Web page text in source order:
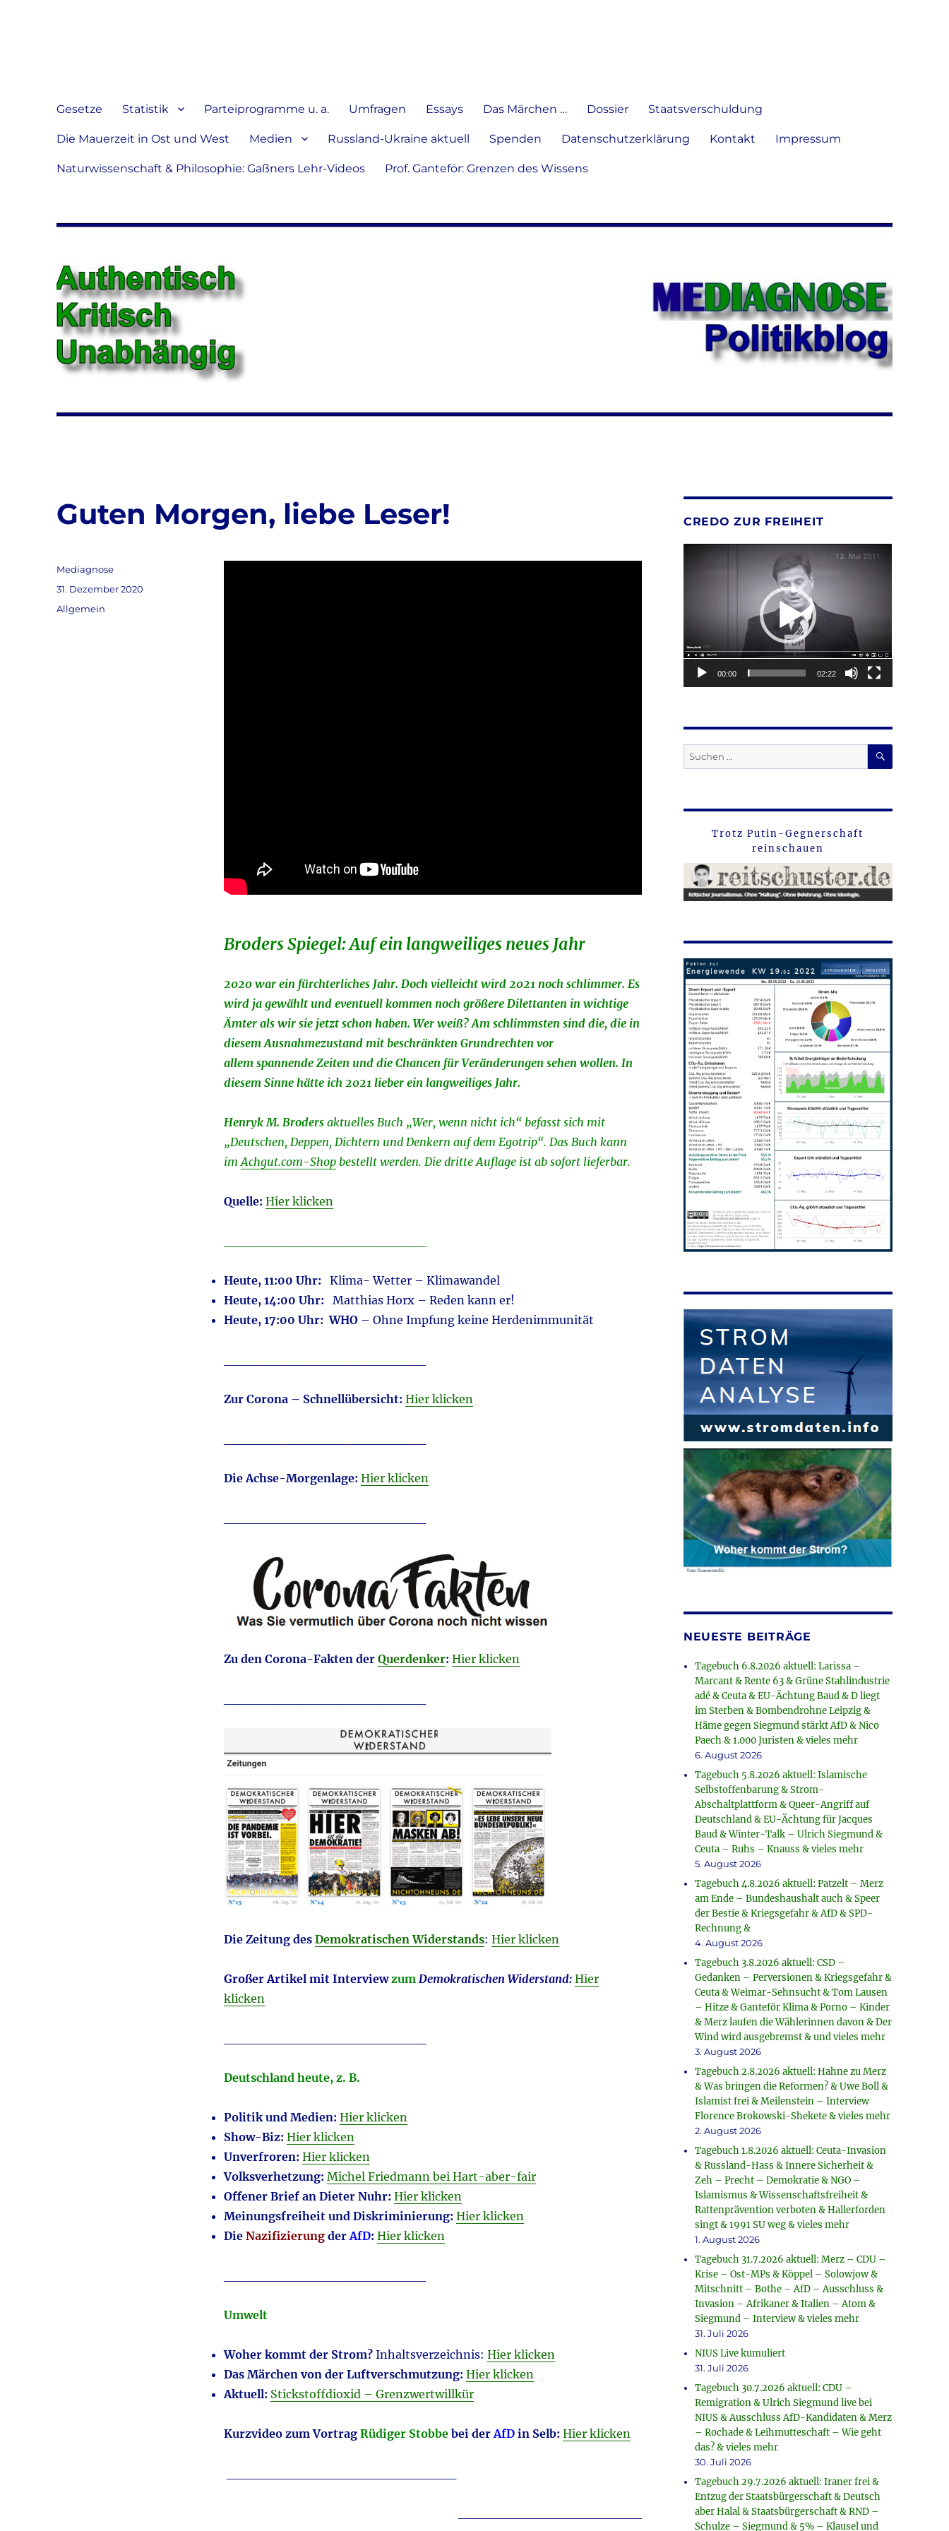
verbreiten
Gesetze Statistik Parteiprogramme u. a. Umfragen Essays Das Märchen … Dossier Staatsverschuldung
Die Mauerzeit in Ost und West Medien Russland-Ukraine aktuell Spenden Datenschutzerklärung Kontakt Impressum
Naturwissenschaft & Philosophie: Gaßners Lehr-Videos Prof. Ganteför: Grenzen des Wissens
Guten Morgen, liebe Leser!
Broders Spiegel: Auf ein langweiliges neues Jahr
2020 war ein fürchterliches Jahr. Doch vielleicht wird 2021 noch schlimmer. Es
wird ja gewählt und eventuell kommen noch größere Dilettanten in wichtige
Ämter als wir sie jetzt schon haben. Wer weiß? Am schlimmsten sind die, die in
diesem Ausnahmezustand mit beschränkten Grundrechten vor
allem spannende Zeiten und die Chancen für Veränderungen sehen wollen. In
diesem Sinne hätte ich 2021 lieber ein langweiliges Jahr.
Henryk M. Broders aktuelles Buch „Wer, wenn nicht ich“ befasst sich mit
„Deutschen, Deppen, Dichtern und Denkern auf dem Egotrip“. Das Buch kann
imAchgut.com-Shop bestellt werden. Die dritte Auflage ist ab sofort lieferbar.
Quelle: Hier klicken
Heute, 11:00 Uhr: Klima- Wetter – Klimawandel
Heute, 14:00 Uhr: Matthias Horx – Reden kann er!
Heute, 17:00 Uhr: WHO – Ohne Impfung keine Herdenimmunität
Zur Corona – Schnellübersicht: Hier klicken
Die Achse-Morgenlage: Hier klicken
Zu den Corona-Fakten der Querdenker: Hier klicken
Die Zeitung des Demokratischen Widerstands: Hier klicken
Großer Artikel mit Interviewzum Demokratischen Widerstand: Hier
klicken
Deutschland heute, z. B.
Politik und Medien: Hier klicken
Show-Biz: Hier klicken
Unverfroren: Hier klicken
Volksverhetzung: Michel Friedmann bei Hart-aber-fair
Offener Brief an Dieter Nuhr: Hier klicken
Meinungsfreiheit und Diskriminierung: Hier klicken
Die Nazifizierungder AfD: Hier klicken
Umwelt
Woher kommt der Strom?Inhaltsverzeichnis: Hier klicken
Das Märchen von der Luftverschmutzung: Hier klicken
Aktuell: Stickstoffdioxid – Grenzwertwillkür
Kurzvideo zum Vortrag Rüdiger Stobbebei der AfDin Selb: Hier klicken
Autor
Mediagnose
Veröffentlicht
am
31. Dezember 2020
Kategorien
Allgemein
CREDO ZUR FREIHEIT
00:00 02:22
Suche
nach:
SUCHEN
Trotz Putin-Gegnerschaft
reinschauen
NEUESTE BEITRÄGE
Tagebuch 6.8.2026 aktuell: Larissa –
Marcant & Rente 63 & Grüne Stahlindustrie
adé & Ceuta & EU-Ächtung Baud & D liegt
im Sterben & Bombendrohne Leipzig &
Häme gegen Siegmund stärkt AfD & Nico
Paech & 1.000 Juristen & vieles mehr
6. August 2026
Tagebuch 5.8.2026 aktuell: Islamische
Selbstoffenbarung & Strom-
Abschaltplattform & Queer-Angriff auf
Deutschland & EU-Ächtung für Jacques
Baud & Winter-Talk – Ulrich Siegmund &
Ceuta – Ruhs – Knauss & vieles mehr
5. August 2026
Tagebuch 4.8.2026 aktuell: Patzelt – Merz
am Ende – Bundeshaushalt auch & Speer
der Bestie & Kriegsgefahr & AfD & SPD-
Rechnung &
4. August 2026
Tagebuch 3.8.2026 aktuell: CSD –
Gedanken – Perversionen & Kriegsgefahr &
Ceuta & Weimar-Sehnsucht & Tom Lausen
– Hitze & Ganteför Klima & Porno – Kinder
& Merz laufen die Wählerinnen davon & Der
Wind wird ausgebremst & und vieles mehr
3. August 2026
Tagebuch 2.8.2026 aktuell: Hahne zu Merz
& Was bringen die Reformen? & Uwe Boll &
Islamist frei & Meilenstein – Interview
Florence Brokowski-Shekete & vieles mehr
2. August 2026
Tagebuch 1.8.2026 aktuell: Ceuta-Invasion
& Russland-Hass & Innere Sicherheit &
Zeh – Precht – Demokratie & NGO –
Islamismus & Wissenschaftsfreiheit &
Rattenprävention verboten & Hallerforden
singt & 1991 SU weg & vieles mehr
1. August 2026
Tagebuch 31.7.2026 aktuell: Merz – CDU –
Krise – Ost-MPs & Köppel – Solowjow &
Mitschnitt – Bothe – AfD – Ausschluss &
Invasion – Afrikaner & Italien – Atom &
Siegmund – Interview & vieles mehr
31. Juli 2026
NIUS Live kumuliert
31. Juli 2026
Tagebuch 30.7.2026 aktuell: CDU –
Remigration & Ulrich Siegmund live bei
NIUS & Ausschluss AfD-Kandidaten & Merz
– Rochade & Leihmutteschaft – Wie geht
das? & vieles mehr
30. Juli 2026
Tagebuch 29.7.2026 aktuell: Iraner frei &
Entzug der Staatsbürgerschaft & Deutsch
aber Halal & Staatsbürgerschaft & RND –
Schulze – Siegmund & 5% – Klausel und